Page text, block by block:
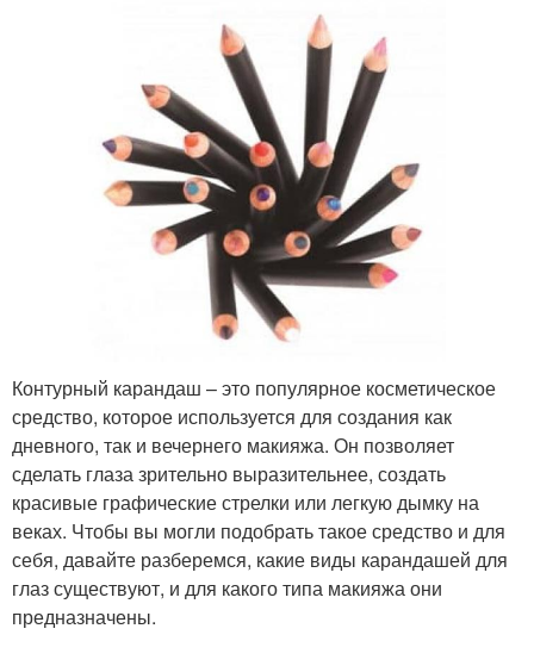
Цветной карандаш
Карандаш для серо-
голубых глаз
Коричневый карандаш Карандаш для бровей
карандаш
Водостойкий карандаш Пудровый карандаш
Восковой карандаш
Контурный карандаш – это популярное косметическое
средство, которое используется для создания как
дневного, так и вечернего макияжа. Он позволяет
сделать глаза зрительно выразительнее, создать
красивые графические стрелки или легкую дымку на
веках. Чтобы вы могли подобрать такое средство и для
себя, давайте разберемся, какие виды карандашей для
глаз существуют, и для какого типа макияжа они
предназначены.